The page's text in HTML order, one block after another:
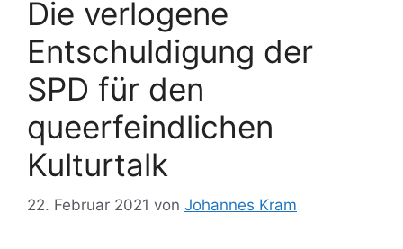
Die verlogene
Entschuldigung der
SPD für den
queerfeindlichen
Kulturtalk
22. Februar 2021 von Johannes Kram